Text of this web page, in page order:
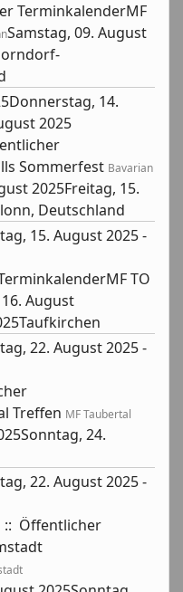
TerminkalenderMF
Samstag, 09. August
14.
2025
Sommerfest Bavarian
2025Freitag, 15.
Deutschland
15. August 2025 -
TO
August
22. August 2025 -
Treffen MF Taubertal
24.
22. August 2025 -
:: Öffentlicher